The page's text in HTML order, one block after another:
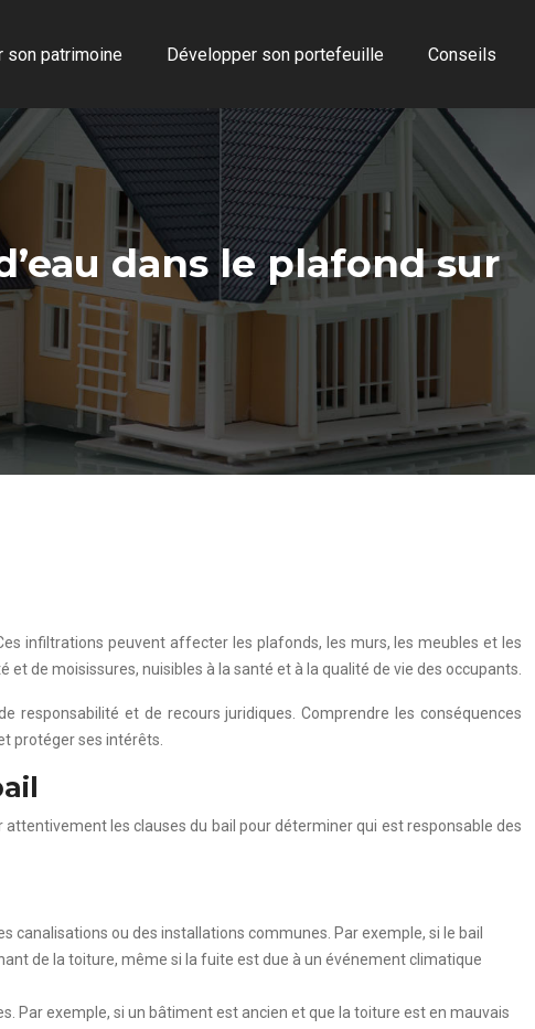
son patrimoine Développer son portefeuille Conseils
dans le plafond sur
infiltrations peuvent affecter les plafonds, les murs, les meubles et les
de moisissures, nuisibles à la santé et à la qualité de vie des occupants.
et de recours juridiques. Comprendre les conséquences
protéger ses intérêts.
attentivement les clauses du bail pour déterminer qui est responsable des
canalisations ou des installations communes. Par exemple, si le bail
de la toiture, même si la fuite est due à un événement climatique
Par exemple, si un bâtiment est ancien et que la toiture est en mauvais